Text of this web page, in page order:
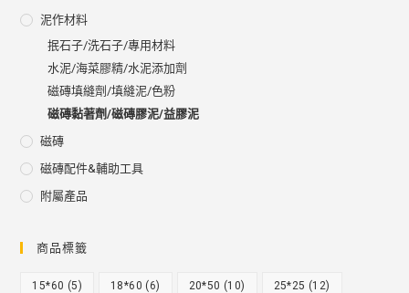
泥作材料
抿石子/洗石子/專用材料
水泥/海菜膠精/水泥添加劑
磁磚填縫劑/填縫泥/色粉
磁磚黏著劑/磁磚膠泥/益膠泥
磁磚
磁磚配件&輔助工具
附屬產品
商品標籤
15*60 (5) 18*60 (6) 20*50 (10) 25*25 (12)